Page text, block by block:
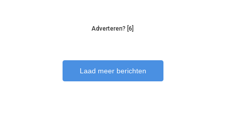
Adverteren? [6]
Laad meer berichten